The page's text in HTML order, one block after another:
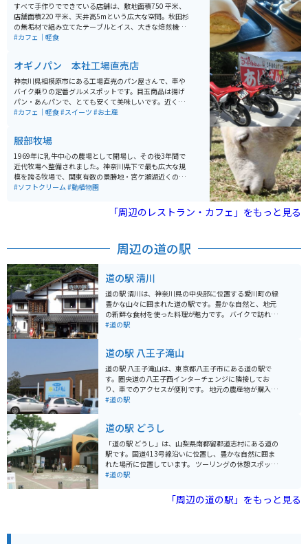
すべて手作りでできている店舗は、敷地面積750 平米、
店舗面積220 平米、天井高5mという広大な空間。秋田杉
の無垢材で組み立てたテーブルとイス、大きな焙煎機や
エスプレッソマシーンが置かれており、ゆったりとした
3号沿いの店舗で、「三ヶ木（みかげ）」交差点から東
に800mの位置にあります。店内にサイクルラックがあ
り、ロードバイクのまま入ることもできます。
#カフェ｜軽食
オギノパン 本社工場直売店
神奈川県相模原市にある工場直売のパン屋さんで、車や
バイク乗りの定番グルメスポットです。目玉商品は揚げ
パン・あんパンで、とても安くて美味しいです。近くに
宮ヶ瀬湖があるため、ツーリングの帰りに寄るもよし、
がたがられるパン屋となっている。休日は揚げパンとあ
んパンは外の専用販売所での販売となります。他にも定
番からユニークなパンを多く販売しています。
#カフェ｜軽食#スイーツ #お土産
服部牧場
1969年に乳牛中心の農場として開場し、その後3年間で
近代牧場へ整備されました。神奈川県下で最も広大な規
模を誇る牧場で、関東有数の景勝地・宮ケ瀬湖近くの丹
沢山系の東端にあります。 服部牧場では、ホルスタイン
牛、馬、羊、ヤギ、うさぎ、ミニブタなど10種類以上の
動物が飼育されています。10ヘクタールもの広大な敷地
風景の中で、様々な牧場体験ができます。乳しぼりや乗
な牛乳を使ったジェラートが味わえる「アイスクリーム
工房 CASALINGA（カサリンガ）」や本場ドイツ風の手
作りソーセージを販売する「Metzgeri（メッツゲラ
イ）」も併設されています。 特に羊などは放し飼いされ
ており、餌を100円で買ってあげることができます。ま
た、シープドックがいて、羊たちを追い回す風景も見ら
れて珍しいです。
#ソフトクリーム#動植物園
「周辺のレストラン・カフェ」をもっと見る
周辺の道の駅
道の駅 清川
道の駅 清川は、神奈川県の中央部に位置する愛川町の緑
豊かな山々に囲まれた道の駅です。豊かな自然と、地元
の新鮮な食材を使った料理が魅力です。 バイクで訪れる
際は、宮ヶ瀬湖やヤビツ峠など、周辺のワインディング
品である、新鮮な野菜や果物、手作りジャムなどが人気
です。また、レストランでは、地元産の食材をふんだん
に使った料理を楽しむことができます。特に、地元産の
猪肉を使った「猪肉丼」は、ここでしか味わえない人気
メニューです。
#道の駅
道の駅 八王子滝山
道の駅 八王子滝山は、東京都八王子市にある道の駅で
す。圏央道の八王子西インターチェンジに隣接してお
り、車でのアクセスが便利です。 地元の農産物が購入で
きる「農産物直売所」や、地元食材を使った料理が楽し
野菜は人気が高く、旬の野菜を目当てに訪れる人も多く
います。レストランでは、八王子ラーメンや、地元産の
野菜を使った料理などが人気です。 バイクで訪れる場
合、駐車場も広く停めやすいので安心です。ツーリング
の休憩場所としてもおすすめです。道の駅のすぐ近くに
を訪れた際には、ぜひ地元産の野菜や、特産品のお土産
#道の駅
道の駅 どうし
「道の駅 どうし」は、山梨県南都留郡道志村にある道の
駅です。国道413号線沿いに位置し、豊かな自然に囲ま
れた場所に位置しています。 ツーリングの休憩スポット
として人気があり、多くのライダーが訪れます。施設内
のワインはおすすめです。また、地元の食材を使った料
#道の駅
「周辺の道の駅」をもっと見る